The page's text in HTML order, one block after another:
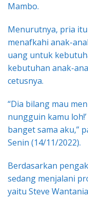
Mambo.
Menurutnya, pria
menafkahi anak-
uang untuk
kebutuhan anak-
cetusnya.
“Dia bilang mau
nungguin kamu
banget sama aku,”
Senin (14/11/2022).
Berdasarkan
sedang menjalani
yaitu Steve